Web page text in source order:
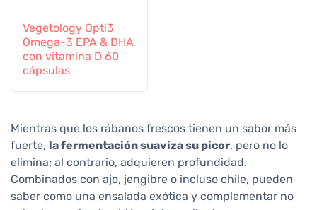
Vegetology Opti3
Omega-3 EPA & DHA
con vitamina D 60
cápsulas
Mientras que los rábanos frescos tienen un sabor más
fuerte, la fermentación suaviza su picor, pero no lo
elimina; al contrario, adquieren profundidad.
Combinados con ajo, jengibre o incluso chile, pueden
saber como una ensalada exótica y complementar no